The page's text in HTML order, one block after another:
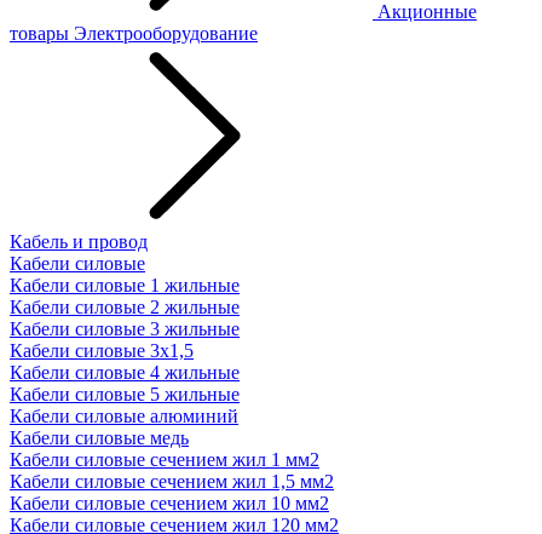
Акционные
товары Электрооборудование
Кабель и провод
Кабели силовые
Кабели силовые 1 жильные
Кабели силовые 2 жильные
Кабели силовые 3 жильные
Кабели силовые 3х1,5
Кабели силовые 4 жильные
Кабели силовые 5 жильные
Кабели силовые алюминий
Кабели силовые медь
Кабели силовые сечением жил 1 мм2
Кабели силовые сечением жил 1,5 мм2
Кабели силовые сечением жил 10 мм2
Кабели силовые сечением жил 120 мм2